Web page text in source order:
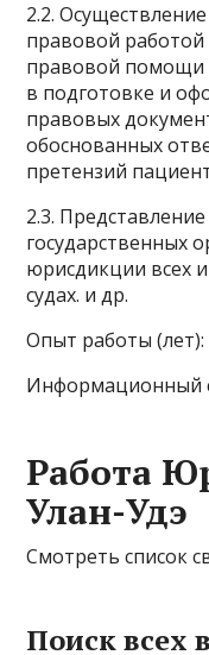
2.2.
правовой
правовой помощи
в подготовке и
правовых
обоснованных
претензий
2.3.
государственных
юрисдикции всех
судах. и др.
Опыт работы (лет):
Информационный
Работа
Улан-Удэ
Смотреть список
Поиск всех